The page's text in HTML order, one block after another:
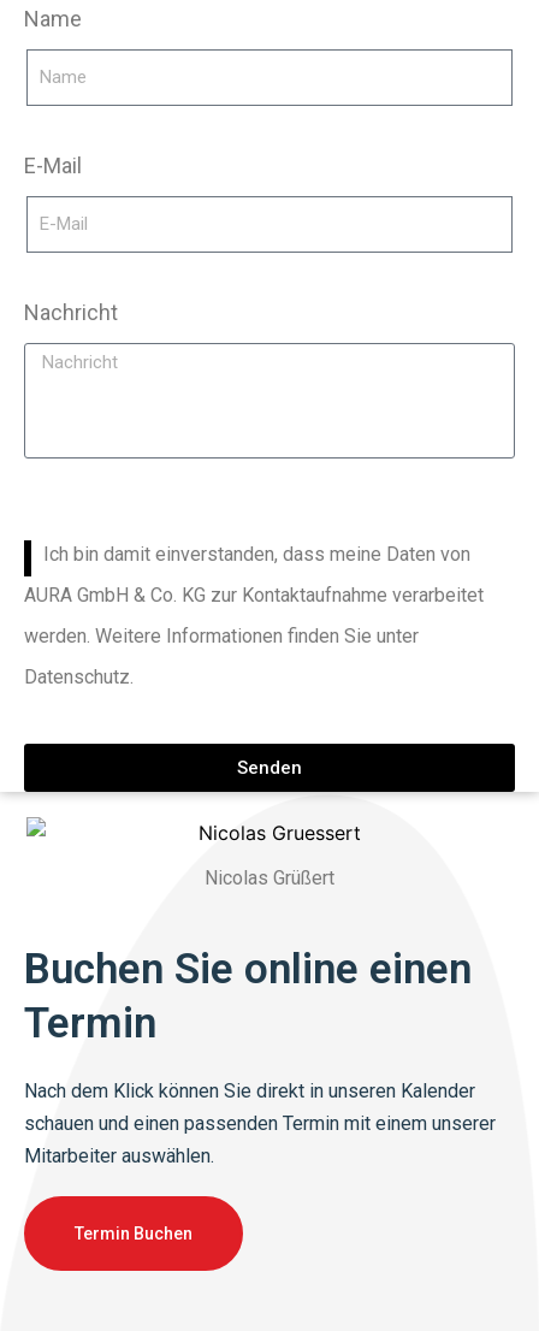
Name
E-Mail
Nachricht
Ich bin damit einverstanden, dass meine Daten von
AURA GmbH & Co. KG zur Kontaktaufnahme verarbeitet
werden. Weitere Informationen finden Sie unter
Datenschutz.
Senden
Nicolas Grüßert
Buchen Sie online einen
Termin
Nach dem Klick können Sie direkt in unseren Kalender
schauen und einen passenden Termin mit einem unserer
Mitarbeiter auswählen.
Termin Buchen